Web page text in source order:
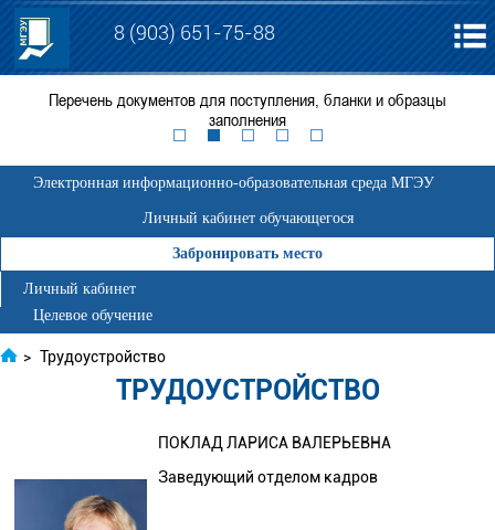
8 (903) 651-75-88
Перечень документов для поступления, бланки и образцы
заполнения
Электронная информационно-образовательная среда МГЭУ
Личный кабинет обучающегося
Забронировать место
Личный кабинет
Целевое обучение
> Трудоустройство
ТРУДОУСТРОЙСТВО
ПОКЛАД ЛАРИСА ВАЛЕРЬЕВНА
Заведующий отделом кадров